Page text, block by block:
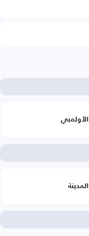
الأولمبي
المدينة